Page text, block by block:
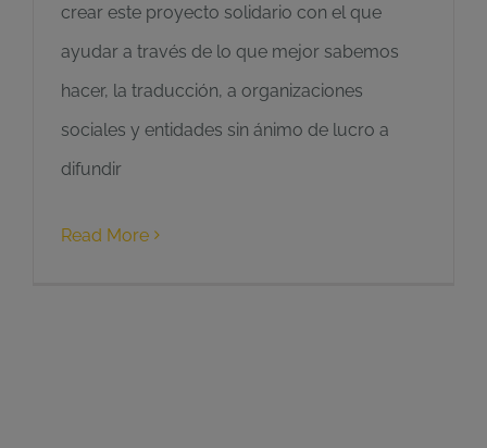
crear este proyecto solidario con el que
ayudar a través de lo que mejor sabemos
hacer, la traducción, a organizaciones
sociales y entidades sin ánimo de lucro a
difundir
Read More